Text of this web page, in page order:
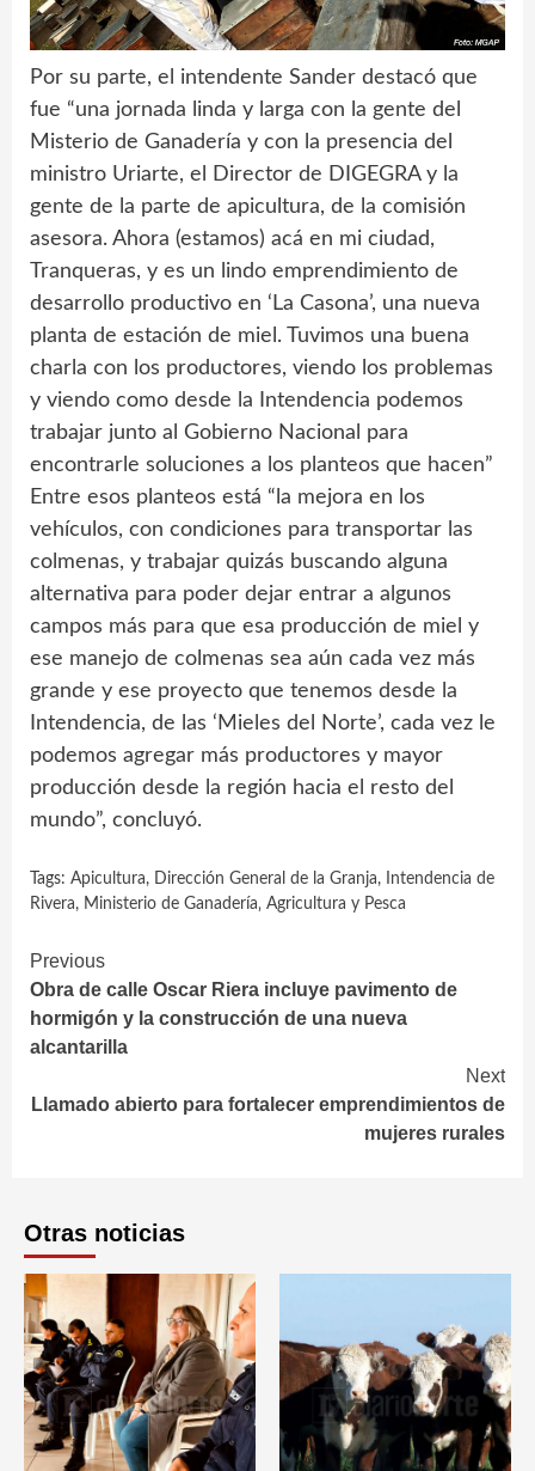
Por su parte, el intendente Sander destacó que
fue “una jornada linda y larga con la gente del
Misterio de Ganadería y con la presencia del
ministro Uriarte, el Director de DIGEGRA y la
gente de la parte de apicultura, de la comisión
asesora. Ahora (estamos) acá en mi ciudad,
Tranqueras, y es un lindo emprendimiento de
desarrollo productivo en ‘La Casona’, una nueva
planta de estación de miel. Tuvimos una buena
charla con los productores, viendo los problemas
y viendo como desde la Intendencia podemos
trabajar junto al Gobierno Nacional para
encontrarle soluciones a los planteos que hacen”
Entre esos planteos está “la mejora en los
vehículos, con condiciones para transportar las
colmenas, y trabajar quizás buscando alguna
alternativa para poder dejar entrar a algunos
campos más para que esa producción de miel y
ese manejo de colmenas sea aún cada vez más
grande y ese proyecto que tenemos desde la
Intendencia, de las ‘Mieles del Norte’, cada vez le
podemos agregar más productores y mayor
producción desde la región hacia el resto del
mundo”, concluyó.
Tags: Apicultura, Dirección General de la Granja,
Intendencia de
Rivera, Ministerio de Ganadería‚ Agricultura y Pesca
Continue
Reading
Previous
Obra de calle Oscar Riera incluye pavimento de
hormigón y la construcción de una nueva
alcantarilla
Next
Llamado abierto para fortalecer emprendimientos de
mujeres rurales
Otras noticias